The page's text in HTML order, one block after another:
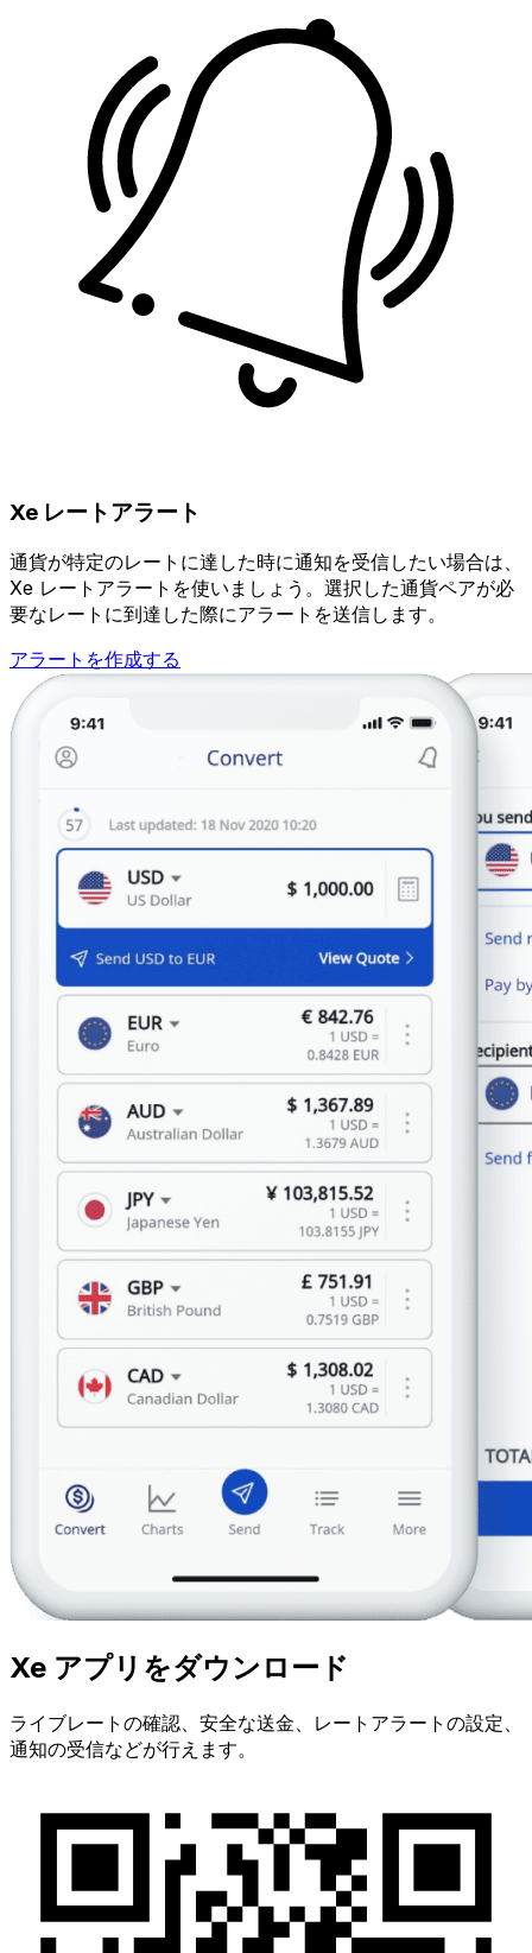
Xe レートアラート
通貨が特定のレートに達した時に通知を受信したい場合は、
Xe レートアラートを使いましょう。選択した通貨ペアが必
要なレートに到達した際にアラートを送信します。
アラートを作成する
Xe アプリをダウンロード
ライブレートの確認、安全な送金、レートアラートの設定、
通知の受信などが行えます。